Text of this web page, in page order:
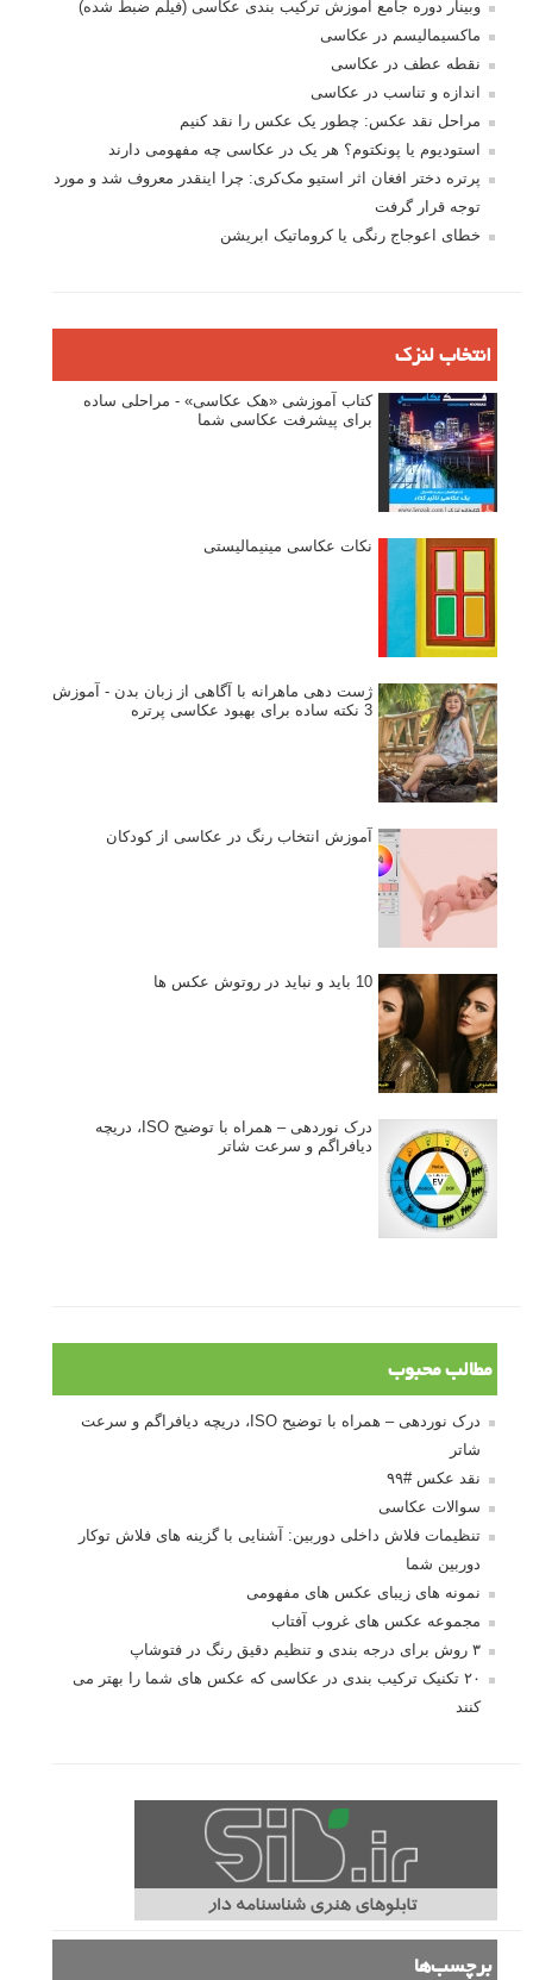
وبینار دوره جامع آموزش ترکیب بندی عکاسی (فیلم ضبط شده)
ماکسیمالیسم در عکاسی
نقطه عطف در عکاسی
اندازه و تناسب در عکاسی
مراحل نقد عکس: چطور یک عکس را نقد کنیم
استودیوم یا پونکتوم؟ هر یک در عکاسی چه مفهومی دارند
پرتره دختر افغان اثر استیو مک‌کری: چرا اینقدر معروف شد و مورد
توجه قرار گرفت
خطای اعوجاج رنگی یا کروماتیک ابریشن
انتخاب لنزک
کتاب آموزشی «هک عکاسی» - مراحلی ساده
برای پیشرفت عکاسی شما
نکات عکاسی مینیمالیستی
ژست دهی ماهرانه با آگاهی از زبان بدن - آموزش
3 نکته ساده برای بهبود عکاسی پرتره
آموزش انتخاب رنگ در عکاسی از کودکان
10 باید و نباید در روتوش عکس ها
درک نوردهی – همراه با توضیح ISO، دریچه
دیافراگم و سرعت شاتر
مطالب محبوب
درک نوردهی – همراه با توضیح ISO، دریچه دیافراگم و سرعت
شاتر
نقد عکس #۹۹
سوالات عکاسی
تنظیمات فلاش داخلی دوربین: آشنایی با گزینه های فلاش توکار
دوربین شما
نمونه های زیبای عکس های مفهومی
مجموعه عکس های غروب آفتاب
۳ روش برای درجه بندی و تنظیم دقیق رنگ در فتوشاپ
۲۰ تکنیک ترکیب بندی در عکاسی که عکس های شما را بهتر می
کنند
برچسب‌ها